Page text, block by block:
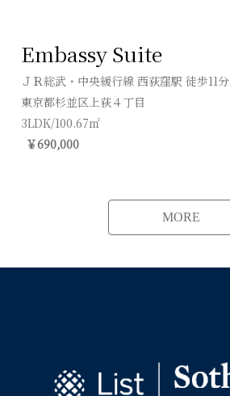
Embassy Suite
ＪＲ総武・中央緩行線 西荻窪駅 徒歩11分
東京都杉並区上荻４丁目
3LDK/100.67㎡
￥690,000
MORE